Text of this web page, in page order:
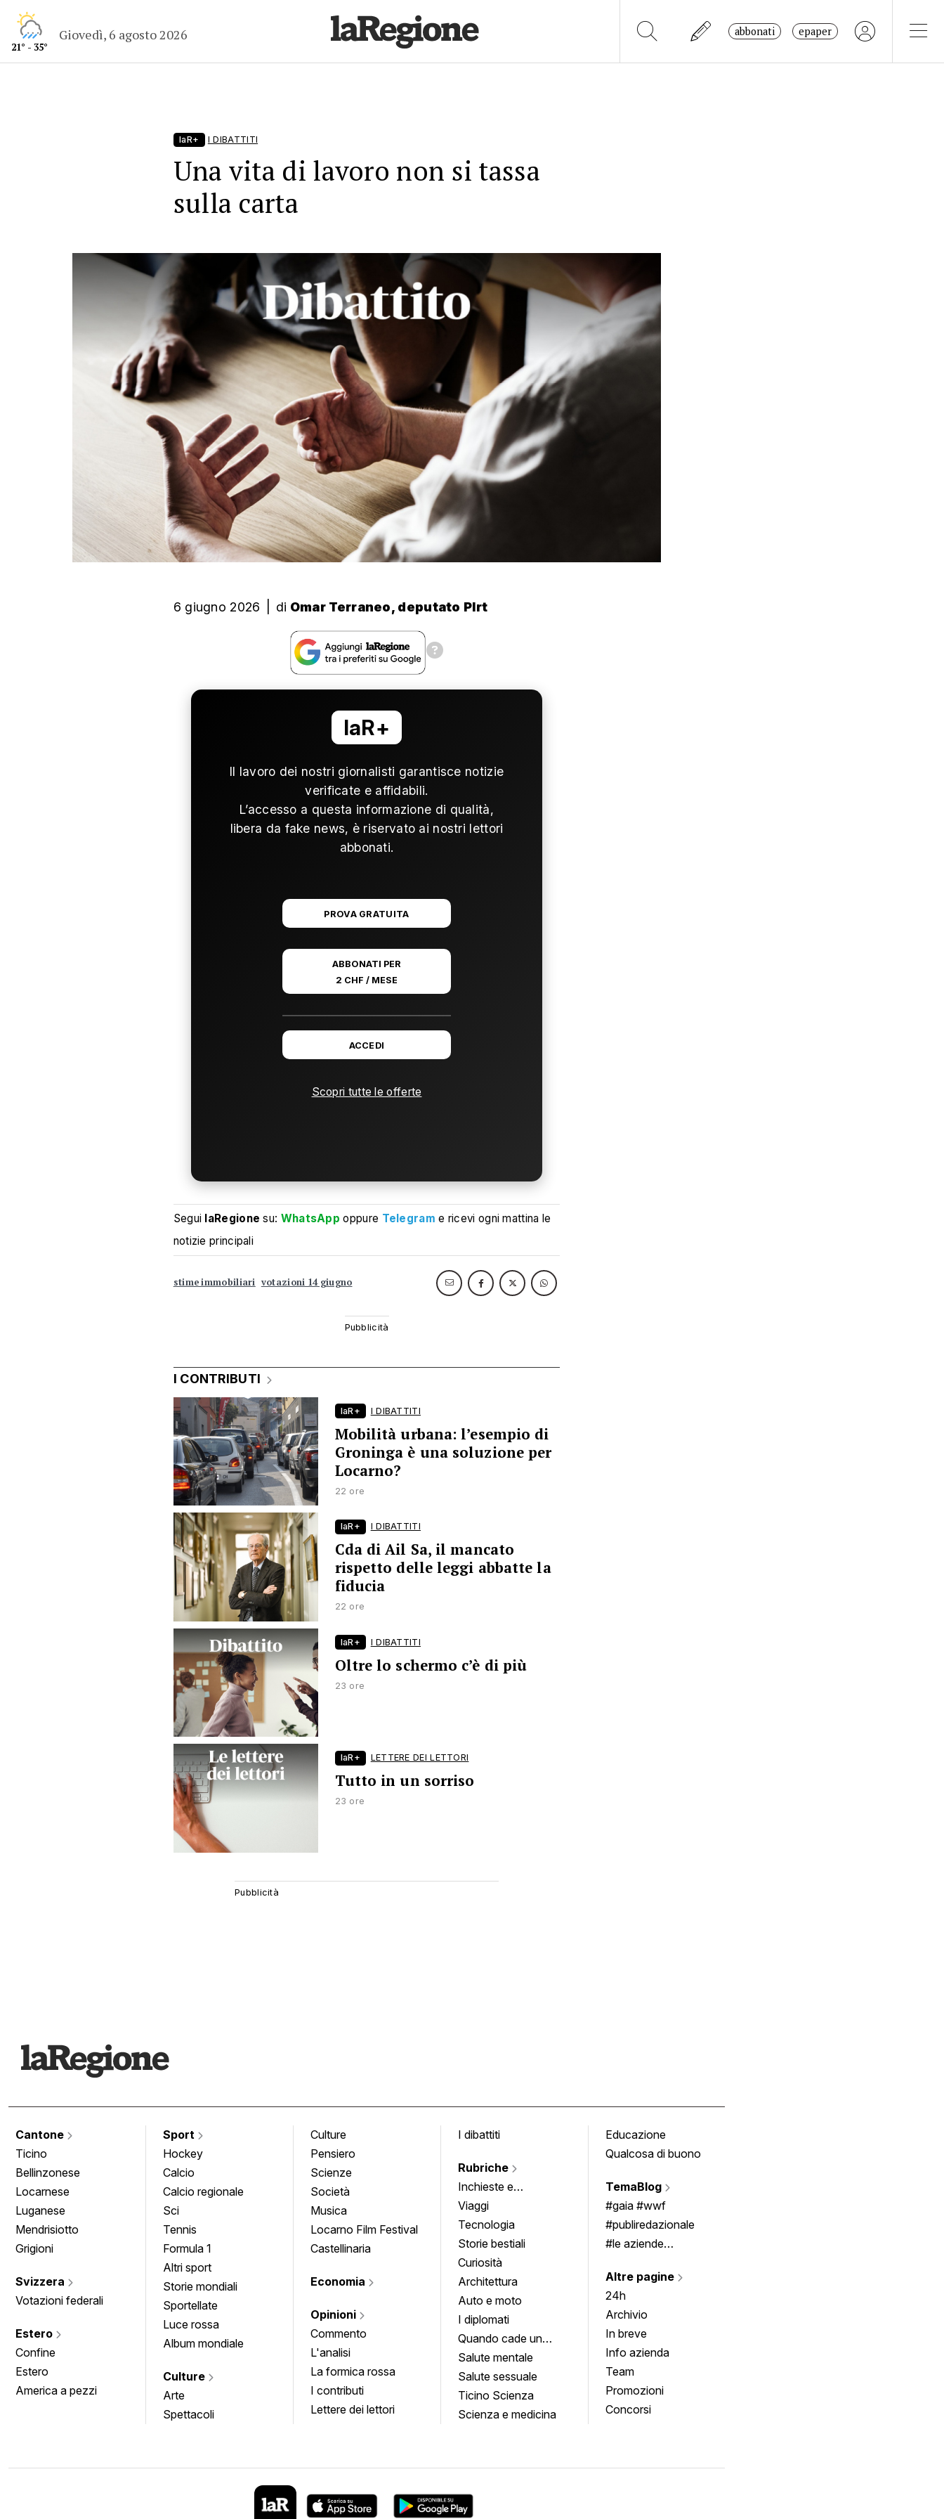
21° - 35°
Giovedì, 6 agosto 2026 abbonati epaper
laR+ I DIBATTITI
Una vita di lavoro non si tassa
sulla carta
6 giugno 2026 di Omar Terraneo, deputato Plrt
laR+
Il lavoro dei nostri giornalisti garantisce notizie
verificate e affidabili.
L’accesso a questa informazione di qualità,
libera da fake news, è riservato ai nostri lettori
abbonati.
PROVA GRATUITA
ABBONATI PER
2 CHF / MESE
ACCEDI
Scopri tutte le offerte
Segui laRegione su: WhatsApp oppure Telegram e ricevi ogni mattina le
notizie principali
stime immobiliari votazioni 14 giugno
I CONTRIBUTI
laR+ I DIBATTITI
Mobilità urbana: l’esempio di
Groninga è una soluzione per
Locarno?
22 ore
laR+ I DIBATTITI
Cda di Ail Sa, il mancato
rispetto delle leggi abbatte la
fiducia
22 ore
laR+ I DIBATTITI
Oltre lo schermo c’è di più
23 ore
laR+ LETTERE DEI LETTORI
Tutto in un sorriso
23 ore
Cantone
Ticino
Bellinzonese
Locarnese
Luganese
Mendrisiotto
Grigioni
Svizzera
Votazioni federali
Estero
Confine
Estero
America a pezzi
Sport
Hockey
Calcio
Calcio regionale
Sci
Tennis
Formula 1
Altri sport
Storie mondiali
Sportellate
Luce rossa
Album mondiale
Culture
Arte
Spettacoli
Culture
Pensiero
Scienze
Società
Musica
Locarno Film Festival
Castellinaria
Economia
Opinioni
Commento
L'analisi
La formica rossa
I contributi
Lettere dei lettori
I dibattiti
Rubriche
Inchieste e
approfondimenti
Viaggi
Tecnologia
Storie bestiali
Curiosità
Architettura
Auto e moto
I diplomati
Quando cade un
quadro
Salute mentale
Salute sessuale
Ticino Scienza
Scienza e medicina
Educazione
Qualcosa di buono
TemaBlog
#gaia #wwf
#publiredazionale
#le aziende
Altre pagine
24h
Archivio
In breve
Info azienda
Team
Promozioni
Concorsi